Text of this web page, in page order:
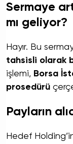
Sermaye
mı geliyor?
Hayır. Bu
tahsisli olarak
işlemi, Borsa
prosedürü
Payların
Hedef